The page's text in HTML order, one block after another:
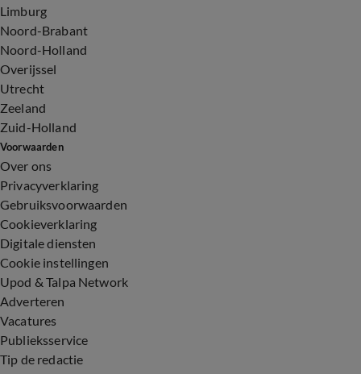
Limburg
Noord-Brabant
Noord-Holland
Overijssel
Utrecht
Zeeland
Zuid-Holland
Voorwaarden
Over ons
Privacyverklaring
Gebruiksvoorwaarden
Cookieverklaring
Digitale diensten
Cookie instellingen
Upod & Talpa Network
Adverteren
Vacatures
Publieksservice
Tip de redactie